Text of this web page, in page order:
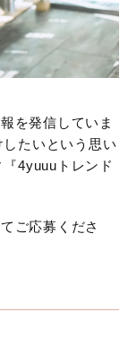
を発信していま
たいという思い
4yuuuトレンド
ご応募くださ